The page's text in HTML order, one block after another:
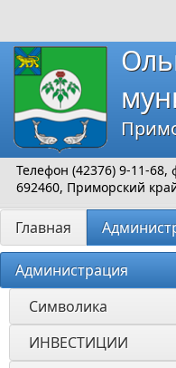
Телефон (42376) 9-11-
692460, Приморский
Главная
Администрация
Символика
ИНВЕСТИЦИИ